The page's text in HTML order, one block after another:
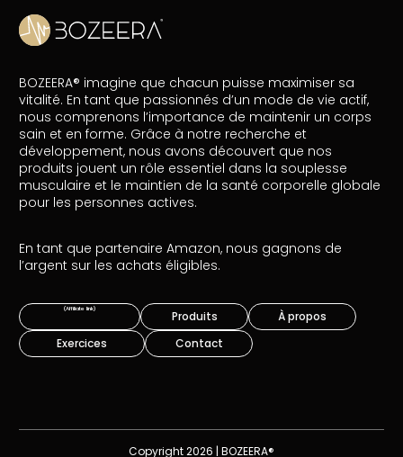
BOZEERA® imagine que chacun puisse maximiser sa
vitalité. En tant que passionnés d’un mode de vie actif,
nous comprenons l’importance de maintenir un corps
sain et en forme. Grâce à notre recherche et
développement, nous avons découvert que nos
produits jouent un rôle essentiel dans la souplesse
musculaire et le maintien de la santé corporelle globale
pour les personnes actives.
En tant que partenaire Amazon, nous gagnons de
l’argent sur les achats éligibles.
Produits
À propos
Exercices
Contact
Copyright 2026 | BOZEERA®